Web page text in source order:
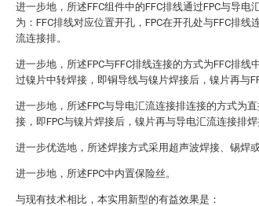
进一步地，所述FFC组件中的FFC排线通过FPC与导电
为：FFC排线对应位置开孔，FPC在开孔处与FFC排线
流连接排。
进一步地，所述FPC与FFC排线连接的方式为FFC排线
过镍片中转焊接，即铜导线与镍片焊接后，镍片再与
进一步地，所述FPC与导电汇流连接排连接的方式为
接，即FPC与镍片焊接后，镍片再与导电汇流连接排焊
进一步优选地，所述焊接方式采用超声波焊接、锡焊或
进一步地，所述FPC中内置保险丝。
与现有技术相比，本实用新型的有益效果是：